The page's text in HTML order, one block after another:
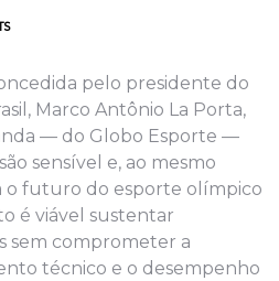
pelo presidente do
Marco Antônio La Porta,
— do Globo Esporte —
sensível e, ao mesmo
o futuro do esporte olímpico
é viável sustentar
sem comprometer a
técnico e o desempenho